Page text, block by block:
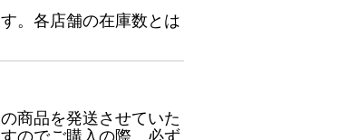
。各店舗の在庫数とは
商品を発送させていた
のでご購入の際、必ず